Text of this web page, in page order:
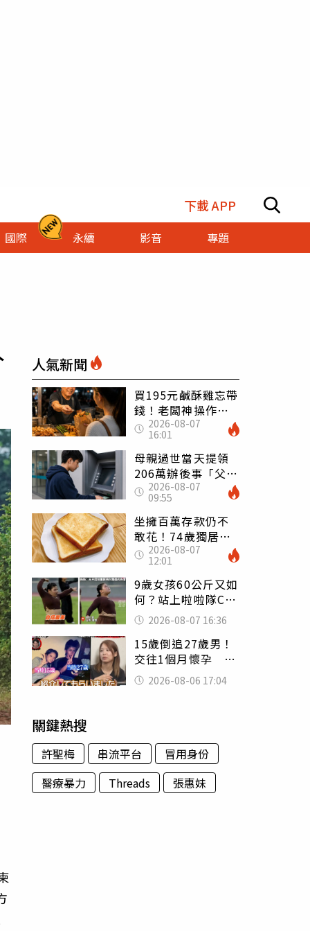
下載 APP
國際 永續 影音 專題
人氣新聞
買195元鹹酥雞忘帶
錢！老闆神操作
「倒找5元」 全網
看哭：這就是台灣
2026-08-07
16:01
母親過世當天提領
206萬辦後事「父子
遭判刑」 律師：
搶錢先下手是罪
2026-08-07
09:55
坐擁百萬存款仍不
敢花！74歲獨居翁
「1餐只吃1片吐
司」 半年後暴瘦
嚇壞女兒
2026-08-07
12:01
9歲女孩60公斤又如
何？站上啦啦隊C位
驚艷全場 千萬網
友被圈粉
2026-08-07 16:36
15歲倒追27歲男！
交往1個月懷孕 36
歲當阿嬤故事曝光
2026-08-06 17:04
關鍵熱搜
許聖梅 串流平台
冒用身份
醫療暴力
Threads 張惠妹